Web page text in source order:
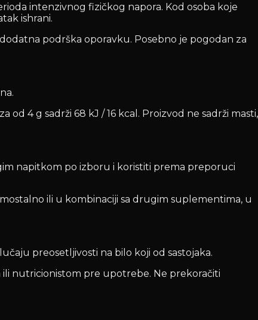
intenzivnog fizičkog napora. Kod osoba koje
ishrani.
podrška oporavku. Posebno je pogodan za
od 4 g sadrži 68 kJ / 16 kcal. Proizvod ne sadrži masti,
napitkom po izboru i koristiti prema preporuci
ili u kombinaciji sa drugim suplementima, u
preosetljivosti na bilo koji od sastojaka.
ili nutricionistom pre upotrebe. Ne prekoračiti